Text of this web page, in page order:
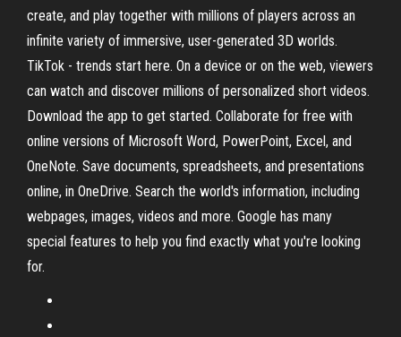
create, and play together with millions of players across an
infinite variety of immersive, user-generated 3D worlds.
TikTok - trends start here. On a device or on the web, viewers
can watch and discover millions of personalized short videos.
Download the app to get started. Collaborate for free with
online versions of Microsoft Word, PowerPoint, Excel, and
OneNote. Save documents, spreadsheets, and presentations
online, in OneDrive. Search the world's information, including
webpages, images, videos and more. Google has many
special features to help you find exactly what you're looking
for.